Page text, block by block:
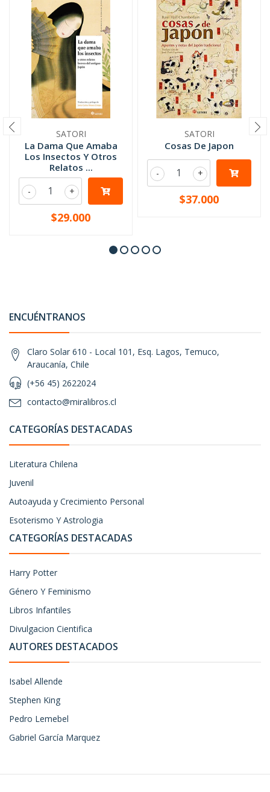
SATORI
La Dama Que Amaba
Los Insectos Y Otros
Relatos ...
+
-
$29.000
SATORI
Cosas De Japon
+
-
$37.000
ENCUÉNTRANOS
Claro Solar 610 - Local 101, Esq. Lagos, Temuco,
Araucanía, Chile
(+56 45) 2622024
contacto@miralibros.cl
CATEGORÍAS DESTACADAS
Literatura Chilena
Juvenil
Autoayuda y Crecimiento Personal
Esoterismo Y Astrologia
CATEGORÍAS DESTACADAS
Harry Potter
Género Y Feminismo
Libros Infantiles
Divulgacion Cientifica
AUTORES DESTACADOS
Isabel Allende
Stephen King
Pedro Lemebel
Gabriel García Marquez